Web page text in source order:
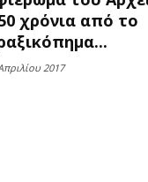
χρόνια από το
2017